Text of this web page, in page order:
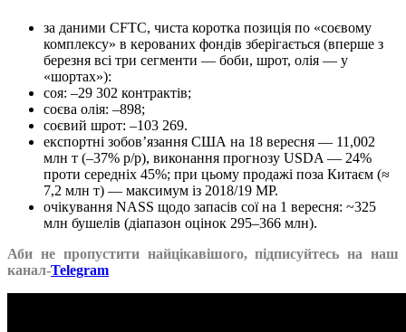
за даними CFTC, чиста коротка позиція по «соєвому
комплексу» в керованих фондів зберігається (вперше з
березня всі три сегменти — боби, шрот, олія — у
«шортах»):
соя: –29 302 контрактів;
соєва олія: –898;
соєвий шрот: –103 269.
експортні зобов’язання США на 18 вересня — 11,002
млн т (–37% р/р), виконання прогнозу USDA — 24%
проти середніх 45%; при цьому продажі поза Китаєм (≈
7,2 млн т) — максимум із 2018/19 МР.
очікування NASS щодо запасів сої на 1 вересня: ~325
млн бушелів (діапазон оцінок 295–366 млн).
Аби не пропустити найцікавішого, підписуйтесь на наш
канал-Telegram